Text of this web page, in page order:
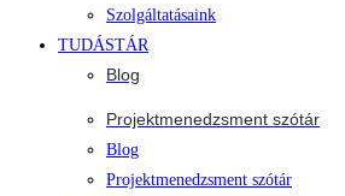
Szolgáltatásaink
TUDÁSTÁR
Blog
Projektmenedzsment szótár
Blog
Projektmenedzsment szótár